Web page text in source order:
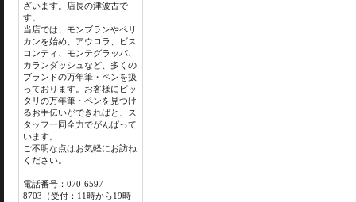
ざいます。店長の津波古で
す。
当店では、モンブランやペリ
カンを始め、アウロラ、ビス
コンティ、モンテグラッパ、
カランダッシュなど、多くの
ブランドの万年筆・ペンを扱
っております。お客様にピッ
タリの万年筆・ペンを見つけ
るお手伝いができればと、ス
タッフ一同全力でがんばって
います。
ご不明な点はお気軽にお訪ね
ください。
電話番号：070-6597-
8703（受付：11時から19時